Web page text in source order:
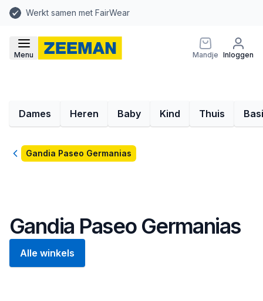
Werkt samen met FairWear
Menu Mandje Inloggen
Dames Heren Baby Kind Thuis
TerugGandia Paseo Germanias
Gandia Paseo Germanias
Alle winkels